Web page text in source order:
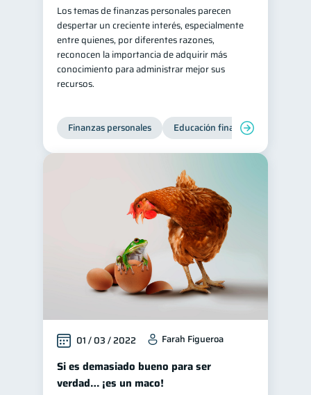
Los temas de finanzas personales parecen
despertar un creciente interés, especialmente
entre quienes, por diferentes razones,
reconocen la importancia de adquirir más
conocimiento para administrar mejor sus
recursos.
Finanzas personales Educación financiera
01 / 03 / 2022 Farah Figueroa
Si es demasiado bueno para ser
verdad… ¡es un maco!